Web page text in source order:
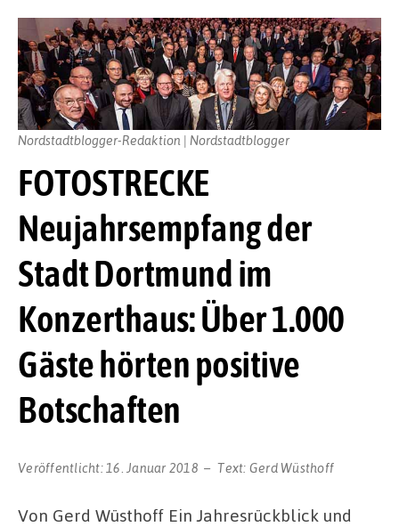
FOTOSTRECKE
Neujahrsempfang der
Stadt Dortmund im
Konzerthaus: Über 1.000
Gäste hörten positive
Botschaften
Veröffentlicht: 16. Januar 2018 Text: Gerd Wüsthoff
Nordstadtblogger-Redaktion | Nordstadtblogger
Von Gerd Wüsthoff Ein Jahresrückblick und